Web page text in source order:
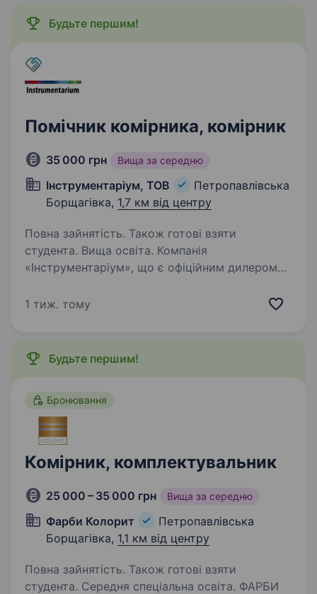
Будьте першим!
Помічник комірника, комірник
35 000 грн Вища за середню
Інструментаріум, ТОВ
Петропавлівська
Борщагівка, 1,7 км від центру
Повна зайнятість. Також готові взяти
студента. Вища освіта. Компанія
«Інструментаріум», що є офіційним дилером
DeWalt, та ін., і є лідером з продажу
1 тиж. тому
Будьте першим!
Бронювання
Комірник, комплектувальник
25 000 – 35 000 грн Вища за середню
Фарби Колорит
Петропавлівська
Борщагівка, 1,1 км від центру
Повна зайнятість. Також готові взяти
студента. Середня спеціальна освіта. ФАРБИ